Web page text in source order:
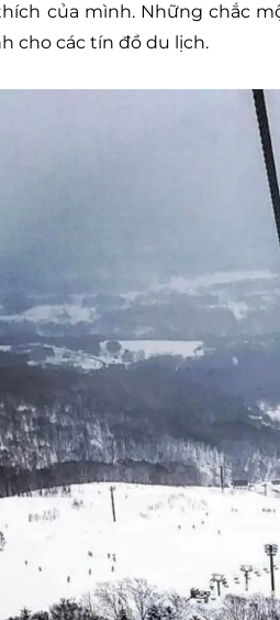
của mình. Những chắc
cho các tín đồ du lịch.